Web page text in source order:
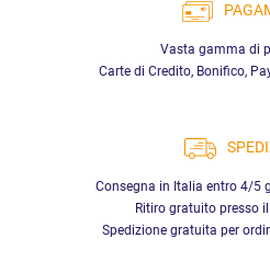
Vasta gamma di
Carte di Credito, Bonifico,
Consegna in Italia entro 4/5
Ritiro gratuito presso
Spedizione gratuita per